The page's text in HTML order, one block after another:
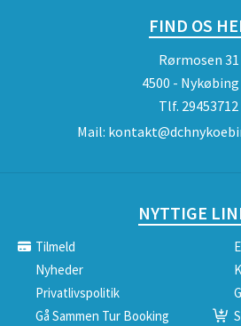
FIND OS
Rørmosen 31
4500 - Nykøbing
Tlf. 29453712
Mail:
NYTTIGE
Tilmeld
Nyheder
Privatlivspolitik
Gå Sammen Tur Booking